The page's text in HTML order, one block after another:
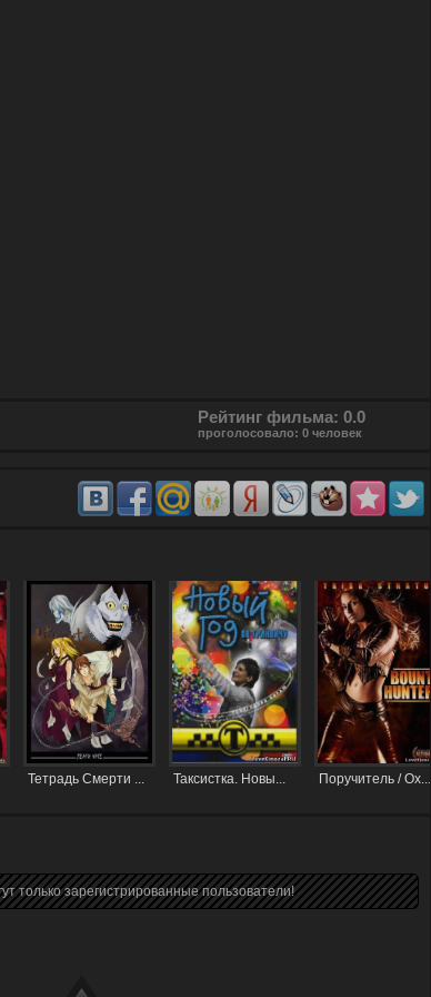
Рейтинг фильма: 0.0
проголосовало: 0 человек
Тетрадь Смерти ... Таксистка. Новы... Поручитель / Ох...
только зарегистрированные пользователи!